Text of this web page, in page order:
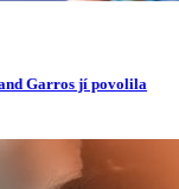
Garros jí povolila